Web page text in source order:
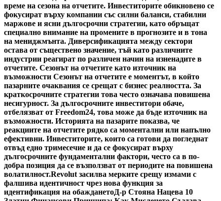
време на сезона на отчетите. Инвеститорите обикновено се
фокусират върху компании със силни баланси, стабилни
маржове и ясни дългосрочни стратегии, като обръщат
специално внимание на промените в прогнозите и в тона
на мениджмънта. Диверсификацията между сектори
остава от съществено значение, тъй като различните
индустрии реагират по различен начин на изненадите в
отчетите. Сезонът на отчетите като източник на
възможности Сезонът на отчетите е моментът, в който
пазарните очаквания се срещат с бизнес реалността. За
краткосрочните стратегии това често означава повишена
несигурност. За дългосрочните инвеститори обаче,
отбелязват от Freedom24, това може да бъде източник на
възможности. Историята на пазарите показва, че
реакциите на отчетите рядко са моментални или напълно
ефективни. Инвеститорите, които са готови да погледнат
отвъд едно тримесечие и да се фокусират върху
дългосрочните фундаментални фактори, често са в по-
добра позиция да се възползват от периодите на повишена
волатилност.Revolut засилва мерките срещу измами с
фалшива идентичност чрез нова функция за
идентификация на обажданетоД-р Стояна Нацева 10